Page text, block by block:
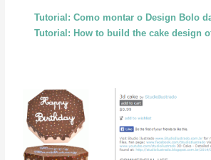
Tutorial: Como montar o Design Bolo
Tutorial: How to build the cake design